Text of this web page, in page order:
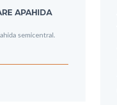
APAHIDA
semicentral.